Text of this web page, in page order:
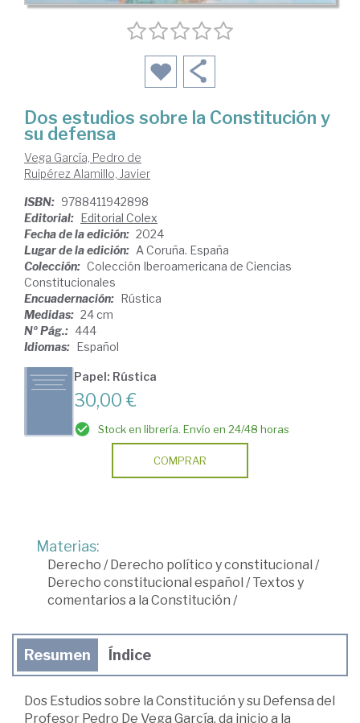
Dos estudios sobre la Constitución y
su defensa
Vega García, Pedro de
Ruipérez Alamillo, Javier
ISBN: 9788411942898
Editorial: Editorial Colex
Fecha de la edición: 2024
Lugar de la edición: A Coruña. España
Colección: Colección Iberoamericana de Ciencias
Constitucionales
Encuadernación: Rústica
Medidas: 24 cm
Nº Pág.: 444
Idiomas: Español
Papel: Rústica
30,00 €
Stock en librería. Envío en 24/48 horas
COMPRAR
Materias:
Derecho /Derecho político y constitucional /
Derecho constitucional español /Textos y
comentarios a la Constitución /
Resumen Índice
Dos Estudios sobre la Constitución y su Defensa del
Profesor Pedro De Vega García, da inicio a la